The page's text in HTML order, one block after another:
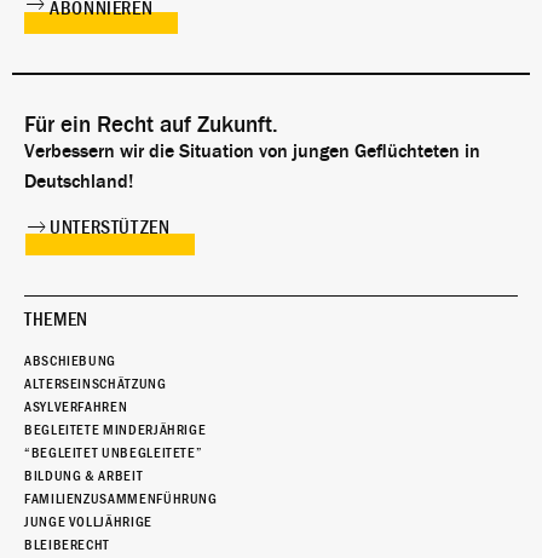
Für ein Recht auf Zukunft.
Verbessern wir die Situation von jungen Geflüchteten in
Deutschland!
UNTERSTÜTZEN
THEMEN
ABSCHIEBUNG
ALTERSEINSCHÄTZUNG
ASYLVERFAHREN
BEGLEITETE MINDERJÄHRIGE
“BEGLEITET UNBEGLEITETE”
BILDUNG & ARBEIT
FAMILIENZUSAMMENFÜHRUNG
JUNGE VOLLJÄHRIGE
BLEIBERECHT